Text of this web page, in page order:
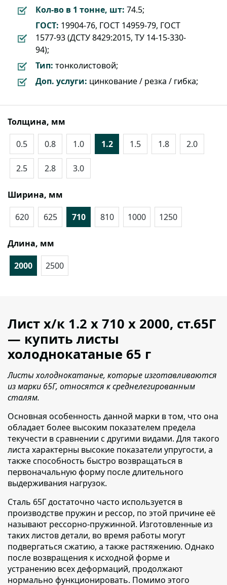
Кол-во в 1 тонне, шт: 74.5;
ГОСТ: 19904-76, ГОСТ 14959-79, ГОСТ
1577-93 (ДСТУ 8429:2015, ТУ 14-15-330-
94);
Тип: тонколистовой;
Доп. услуги: цинкование / резка / гибка;
Толщина, мм
0.5
0.8 1.0 1.2 1.5 1.8 2.0
2.5 2.8 3.0
Ширина, мм
620
625 710 810 1000 1250
Длина, мм
2000
2500
Лист х/к 1.2 х 710 х 2000, ст.65Г
— купить листы
холоднокатаные 65 г
Листы холоднокатаные, которые изготавливаются
из марки 65Г, относятся к среднелегированным
сталям.
Основная особенность данной марки в том, что она
обладает более высоким показателем предела
текучести в сравнении с другими видами. Для такого
листа характерны высокие показатели упругости, а
также способность быстро возвращаться в
первоначальную форму после длительного
выдерживания нагрузок.
Сталь 65Г достаточно часто используется в
производстве пружин и рессор, по этой причине её
называют рессорно-пружинной. Изготовленные из
таких листов детали, во время работы могут
подвергаться сжатию, а также растяжению. Однако
после возвращения к исходной форме и
устранению всех деформаций, продолжают
нормально функционировать. Помимо этого